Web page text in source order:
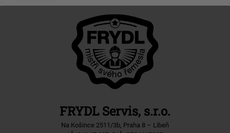
FRYDL Servis, s.r.o.
Na Košince 2511/3b, Praha 8 – Libeň